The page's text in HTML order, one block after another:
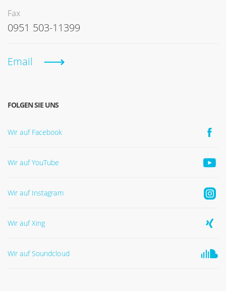
Fax
0951 503-11399
Email
FOLGEN SIE UNS
Wir auf Facebook
Wir auf YouTube
Wir auf Instagram
Wir auf Xing
Wir auf Soundcloud